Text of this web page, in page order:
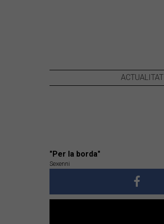
ACTUALITAT
"Per la borda"
Sexenni